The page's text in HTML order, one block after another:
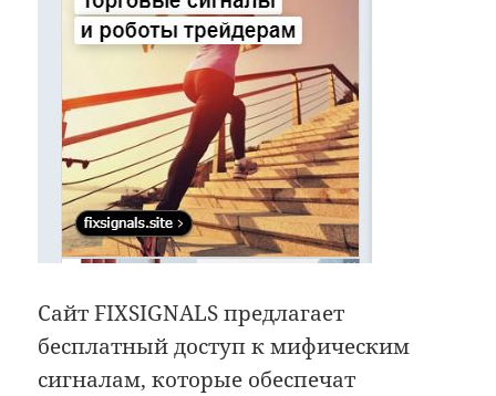
Сайт FIXSIGNALS предлагает
бесплатный доступ к мифическим
сигналам, которые обеспечат